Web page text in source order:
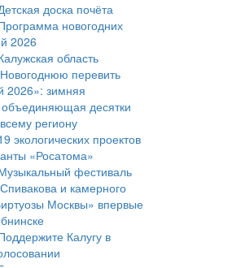
доска почёта
новогодних
2026
область
перевить
2026»: зимняя
десятки
региону
экологических проектов
«Росатома»
фестиваль
и камерного
Москвы» впервые
Калугу в